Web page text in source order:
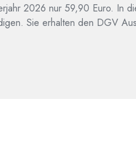
2026 nur 59,90 Euro. In
Sie erhalten den DGV